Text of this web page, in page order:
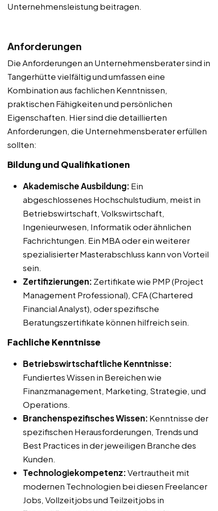
Unternehmensleistung beitragen.
Anforderungen
Die Anforderungen an Unternehmensberater sind in
Tangerhütte vielfältig und umfassen eine
Kombination aus fachlichen Kenntnissen,
praktischen Fähigkeiten und persönlichen
Eigenschaften. Hier sind die detaillierten
Anforderungen, die Unternehmensberater erfüllen
sollten:
Bildung und Qualifikationen
Akademische Ausbildung: Ein
abgeschlossenes Hochschulstudium, meist in
Betriebswirtschaft, Volkswirtschaft,
Ingenieurwesen, Informatik oder ähnlichen
Fachrichtungen. Ein MBA oder ein weiterer
spezialisierter Masterabschluss kann von Vorteil
sein.
Zertifizierungen: Zertifikate wie PMP (Project
Management Professional), CFA (Chartered
Financial Analyst), oder spezifische
Beratungszertifikate können hilfreich sein.
Fachliche Kenntnisse
Betriebswirtschaftliche Kenntnisse:
Fundiertes Wissen in Bereichen wie
Finanzmanagement, Marketing, Strategie, und
Operations.
Branchenspezifisches Wissen: Kenntnisse der
spezifischen Herausforderungen, Trends und
Best Practices in der jeweiligen Branche des
Kunden.
Technologiekompetenz:Vertrautheit mit
modernen Technologien bei diesen Freelancer
Jobs, Vollzeitjobs und Teilzeitjobs in